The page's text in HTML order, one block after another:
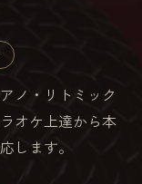
ノ・リトミック
オケ上達から本
します。